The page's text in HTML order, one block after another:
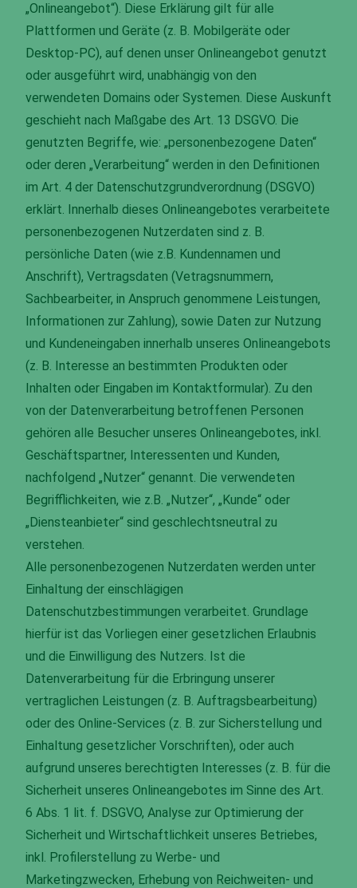
„Onlineangebot“). Diese Erklärung gilt für alle
Plattformen und Geräte (z. B. Mobilgeräte oder
Desktop-PC), auf denen unser Onlineangebot genutzt
oder ausgeführt wird, unabhängig von den
verwendeten Domains oder Systemen. Diese Auskunft
geschieht nach Maßgabe des Art. 13 DSGVO. Die
genutzten Begriffe, wie: „personenbezogene Daten“
oder deren „Verarbeitung“ werden in den Definitionen
im Art. 4 der Datenschutzgrundverordnung (DSGVO)
erklärt. Innerhalb dieses Onlineangebotes verarbeitete
personenbezogenen Nutzerdaten sind z. B.
persönliche Daten (wie z.B. Kundennamen und
Anschrift), Vertragsdaten (Vetragsnummern,
Sachbearbeiter, in Anspruch genommene Leistungen,
Informationen zur Zahlung), sowie Daten zur Nutzung
und Kundeneingaben innerhalb unseres Onlineangebots
(z. B. Interesse an bestimmten Produkten oder
Inhalten oder Eingaben im Kontaktformular). Zu den
von der Datenverarbeitung betroffenen Personen
gehören alle Besucher unseres Onlineangebotes, inkl.
Geschäftspartner, Interessenten und Kunden,
nachfolgend „Nutzer“ genannt. Die verwendeten
Begrifflichkeiten, wie z.B. „Nutzer“, „Kunde“ oder
„Diensteanbieter“ sind geschlechtsneutral zu
verstehen.
Alle personenbezogenen Nutzerdaten werden unter
Einhaltung der einschlägigen
Datenschutzbestimmungen verarbeitet. Grundlage
hierfür ist das Vorliegen einer gesetzlichen Erlaubnis
und die Einwilligung des Nutzers. Ist die
Datenverarbeitung für die Erbringung unserer
vertraglichen Leistungen (z. B. Auftragsbearbeitung)
oder des Online-Services (z. B. zur Sicherstellung und
Einhaltung gesetzlicher Vorschriften), oder auch
aufgrund unseres berechtigten Interesses (z. B. für die
Sicherheit unseres Onlineangebotes im Sinne des Art.
6 Abs. 1 lit. f. DSGVO, Analyse zur Optimierung der
Sicherheit und Wirtschaftlichkeit unseres Betriebes,
inkl. Profilerstellung zu Werbe- und
Marketingzwecken, Erhebung von Reichweiten- und